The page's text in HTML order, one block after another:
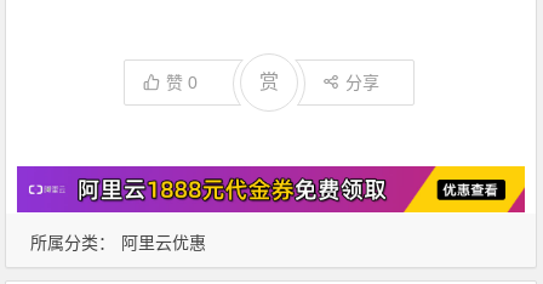
赞0 赏 分享
所属分类： 阿里云优惠